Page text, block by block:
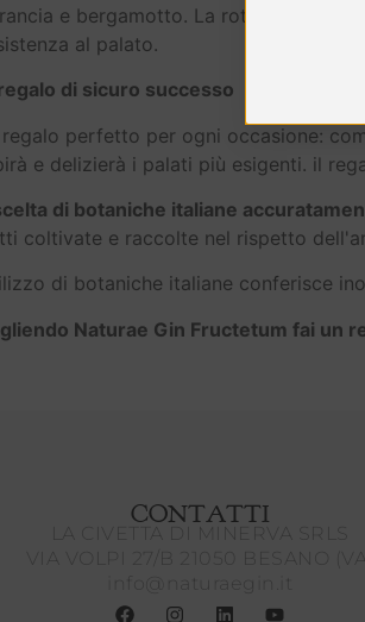
e bergamotto. La rotondità della
al palato.
di sicuro successo
regalo perfetto per ogni occasione:
e delizierà i palati più esigenti. il
di botaniche italiane
coltivate e raccolte nel rispetto
di botaniche italiane conferisce
Naturae Gin Fructetum fai un
CONTATTI